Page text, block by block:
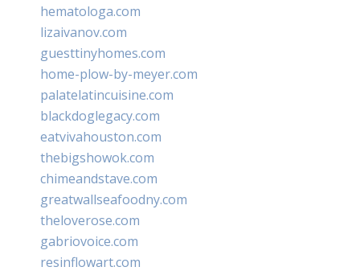
hematologa.com
lizaivanov.com
guesttinyhomes.com
home-plow-by-meyer.com
palatelatincuisine.com
blackdoglegacy.com
eatvivahouston.com
thebigshowok.com
chimeandstave.com
greatwallseafoodny.com
theloverose.com
gabriovoice.com
resinflowart.com